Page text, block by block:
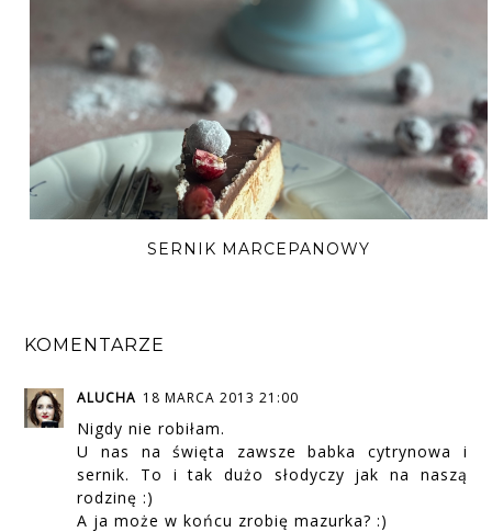
SERNIK MARCEPANOWY
KOMENTARZE
ALUCHA 18 MARCA 2013 21:00
Nigdy nie robiłam.
U nas na święta zawsze babka cytrynowa i
sernik. To i tak dużo słodyczy jak na naszą
rodzinę :)
A ja może w końcu zrobię mazurka? :)